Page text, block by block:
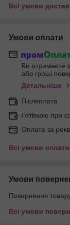
Всі умови
Умови оплати
Ви отримаєте
або гроші
Детальніше
Післяплата
Готівкою при
Оплата за
Всі умови оплати
Умови
Повернення
Всі умови